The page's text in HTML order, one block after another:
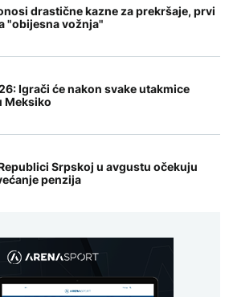
drastične kazne za prekršaje, prvi
"obijesna vožnja"
Igrači će nakon svake utakmice
Meksiko
Srpskoj u avgustu očekuju
penzija